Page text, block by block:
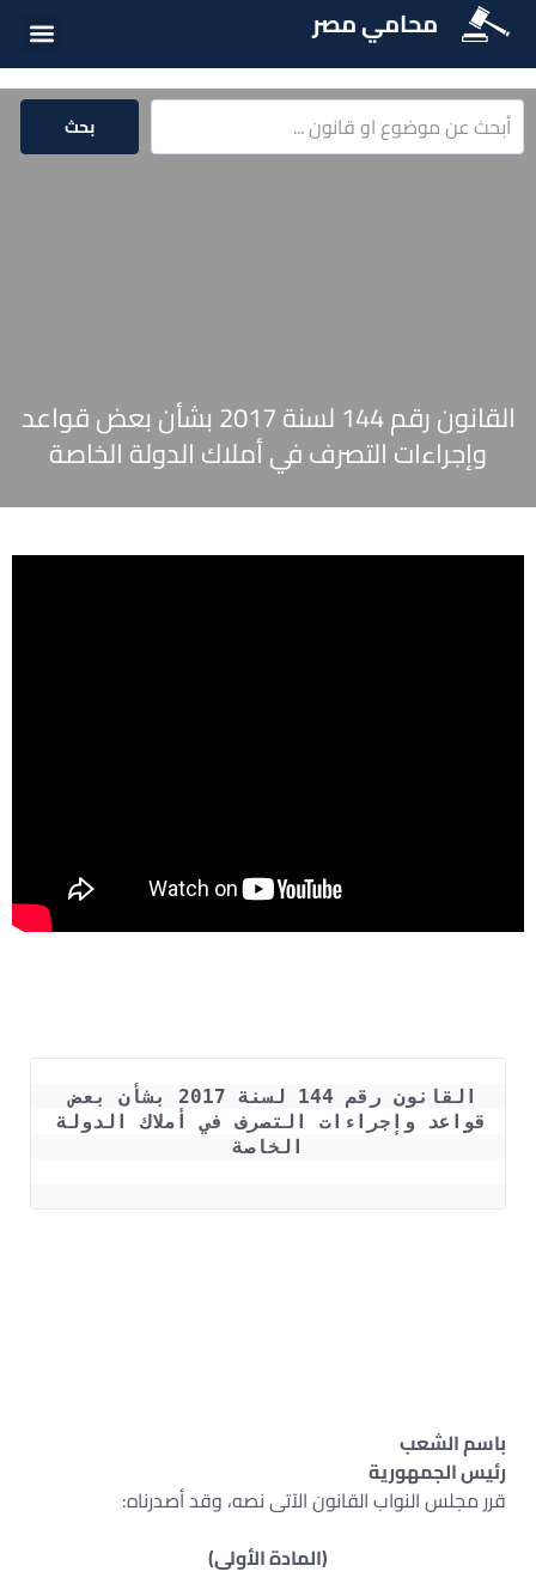
محامي مصر
بحث
القانون رقم 144 لسنة 2017 بشأن بعض قواعد
وإجراءات التصرف في أملاك الدولة الخاصة
القانون رقم 144 لسنة 2017 بشأن بعض
الخاصة
باسم الشعب
رئيس الجمهورية
قرر مجلس النواب القانون الآتى نصه، وقد أصدرناه:
(المادة الأولى)